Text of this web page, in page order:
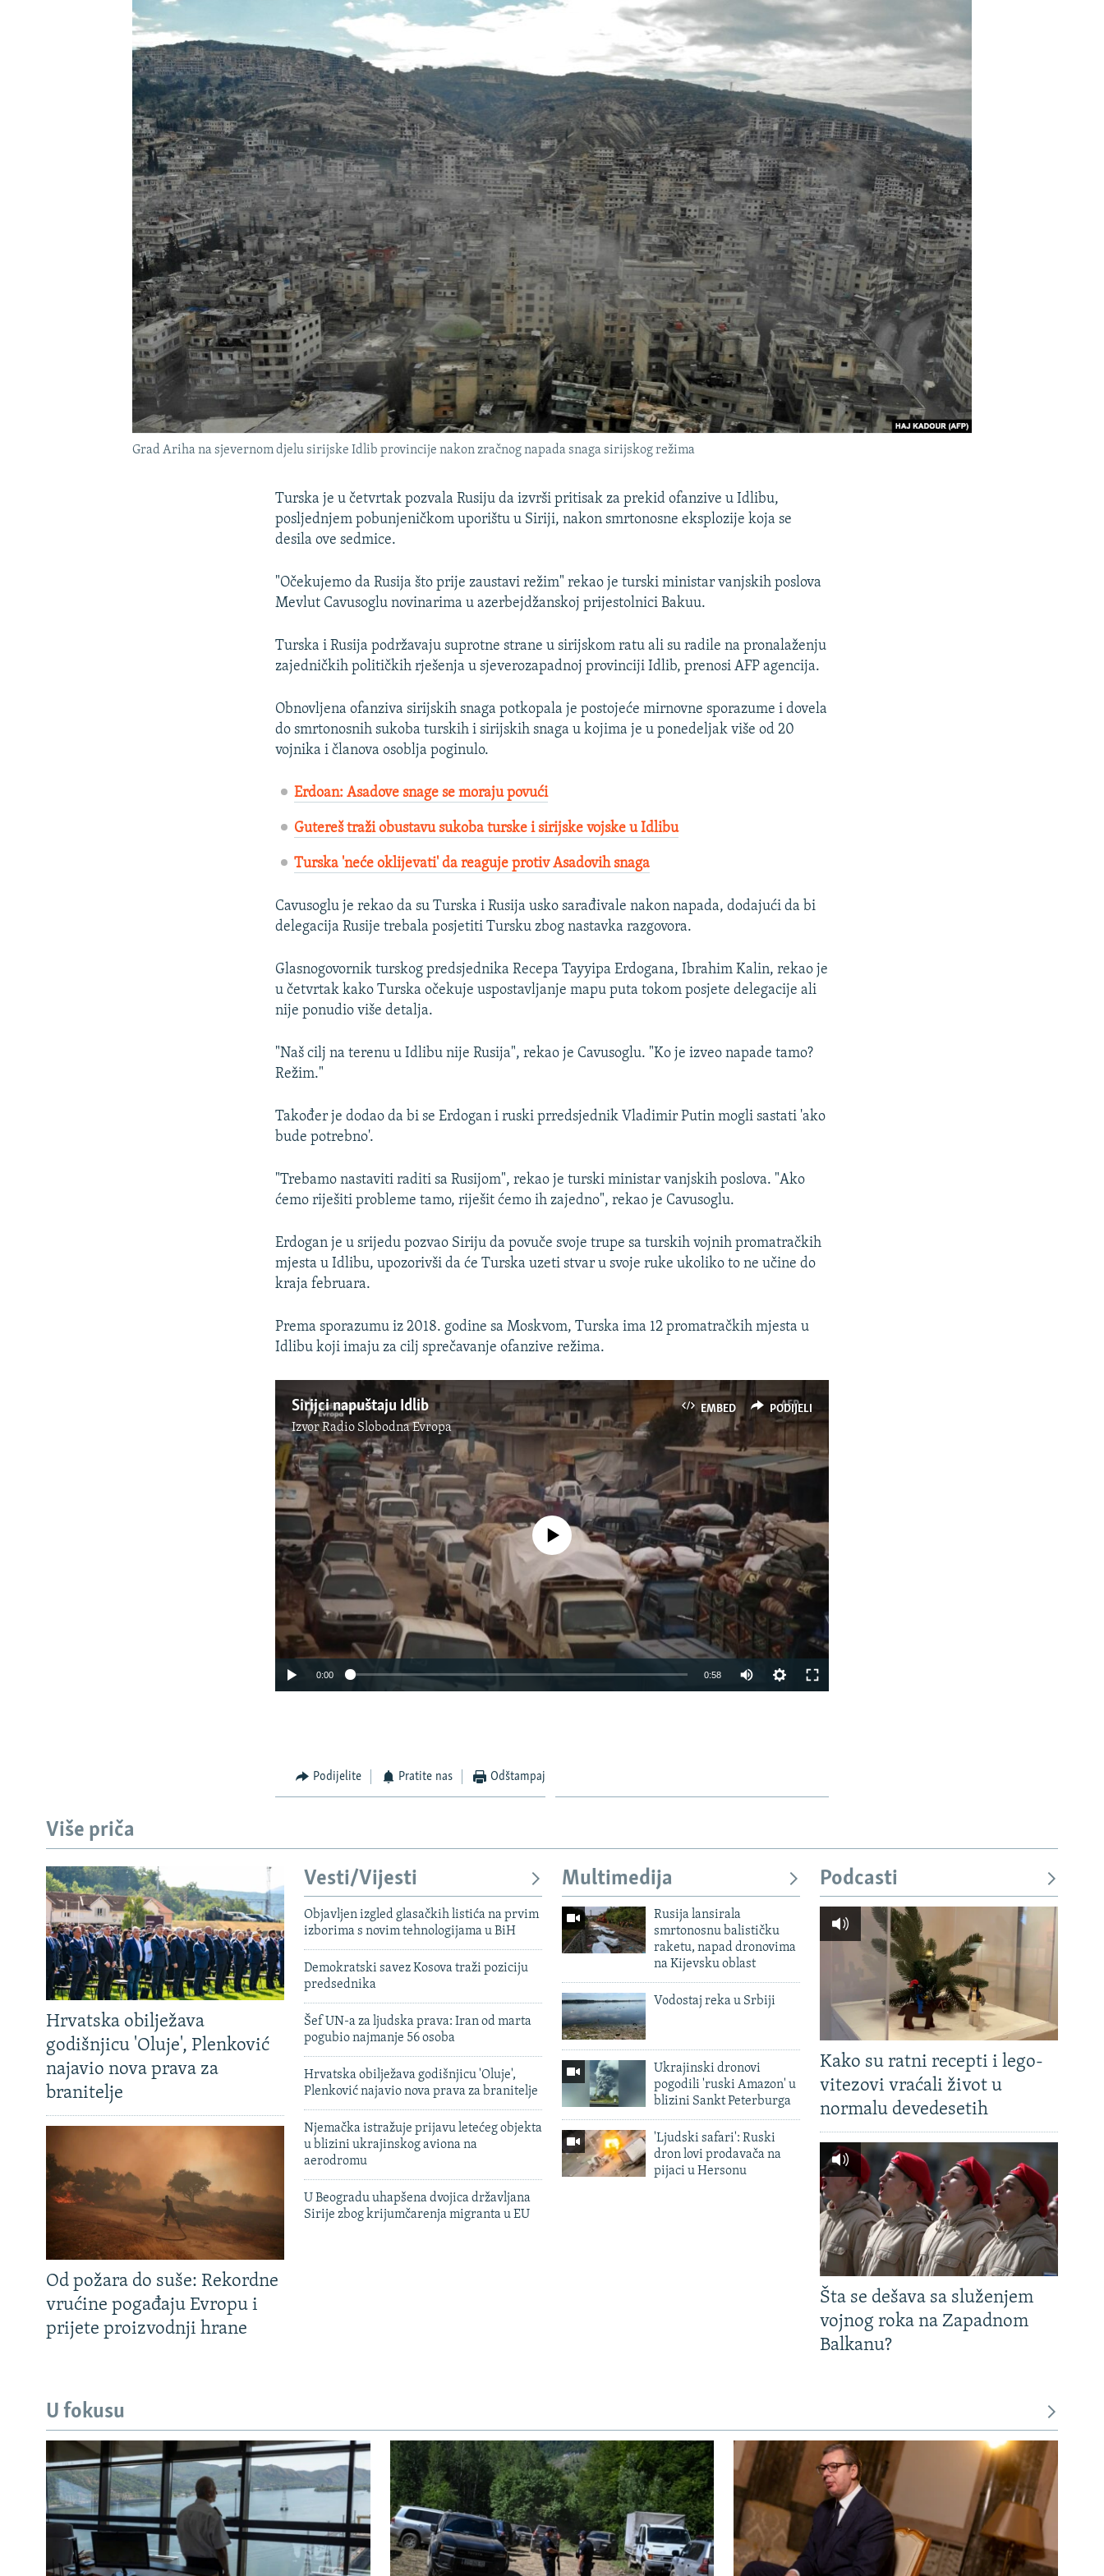
GENOCID U SREBRENICI
POPLAVE I KLIZIŠTA U BIH 2024.
TRI DECENIJE OD RATA U BIH
NASTANAK I RASPAD JUGOSLAVIJE
Grad Ariha na sjevernom djelu sirijske Idlib provincije nakon zračnog napada snaga sirijskog režima
Turska je u četvrtak pozvala Rusiju da izvrši pritisak za prekid ofanzive u Idlibu,
posljednjem pobunjeničkom uporištu u Siriji, nakon smrtonosne eksplozije koja se
desila ove sedmice.
"Očekujemo da Rusija što prije zaustavi režim" rekao je turski ministar vanjskih poslova
Mevlut Cavusoglu novinarima u azerbejdžanskoj prijestolnici Bakuu.
Turska i Rusija podržavaju suprotne strane u sirijskom ratu ali su radile na pronalaženju
zajedničkih političkih rješenja u sjeverozapadnoj provinciji Idlib, prenosi AFP agencija.
Obnovljena ofanziva sirijskih snaga potkopala je postojeće mirnovne sporazume i dovela
do smrtonosnih sukoba turskih i sirijskih snaga u kojima je u ponedeljak više od 20
vojnika i članova osoblja poginulo.
Erdoan: Asadove snage se moraju povući
Gutereš traži obustavu sukoba turske i sirijske vojske u Idlibu
Turska 'neće oklijevati' da reaguje protiv Asadovih snaga
Cavusoglu je rekao da su Turska i Rusija usko sarađivale nakon napada, dodajući da bi
delegacija Rusije trebala posjetiti Tursku zbog nastavka razgovora.
Glasnogovornik turskog predsjednika Recepa Tayyipa Erdogana, Ibrahim Kalin, rekao je
u četvrtak kako Turska očekuje uspostavljanje mapu puta tokom posjete delegacije ali
nije ponudio više detalja.
"Naš cilj na terenu u Idlibu nije Rusija", rekao je Cavusoglu. "Ko je izveo napade tamo?
Režim."
Također je dodao da bi se Erdogan i ruski prredsjednik Vladimir Putin mogli sastati 'ako
bude potrebno'.
"Trebamo nastaviti raditi sa Rusijom", rekao je turski ministar vanjskih poslova. "Ako
ćemo riješiti probleme tamo, riješit ćemo ih zajedno", rekao je Cavusoglu.
Erdogan je u srijedu pozvao Siriju da povuče svoje trupe sa turskih vojnih promatračkih
mjesta u Idlibu, upozorivši da će Turska uzeti stvar u svoje ruke ukoliko to ne učine do
kraja februara.
Prema sporazumu iz 2018. godine sa Moskvom, Turska ima 12 promatračkih mjesta u
Idlibu koji imaju za cilj sprečavanje ofanzive režima.
EMBED PODIJELI
Sirijci napuštaju Idlib
IzvorRadio Slobodna Evropa
1080p
No media source currently available
0:00 0:58
Podijelite Pratite nas Odštampaj
Više priča
Hrvatska obilježava
godišnjicu 'Oluje', Plenković
najavio nova prava za
branitelje
Od požara do suše: Rekordne
vrućine pogađaju Evropu i
prijete proizvodnji hrane
Vesti/Vijesti
Objavljen izgled glasačkih listića na prvim
izborima s novim tehnologijama u BiH
Demokratski savez Kosova traži poziciju
predsednika
Šef UN-a za ljudska prava: Iran od marta
pogubio najmanje 56 osoba
Hrvatska obilježava godišnjicu 'Oluje',
Plenković najavio nova prava za branitelje
Njemačka istražuje prijavu letećeg objekta
u blizini ukrajinskog aviona na
aerodromu
U Beogradu uhapšena dvojica državljana
Sirije zbog krijumčarenja migranta u EU
Multimedija
Rusija lansirala
smrtonosnu balističku
raketu, napad dronovima
na Kijevsku oblast
Vodostaj reka u Srbiji
Ukrajinski dronovi
pogodili 'ruski Amazon' u
blizini Sankt Peterburga
'Ljudski safari': Ruski
dron lovi prodavača na
pijaci u Hersonu
Podcasti
Kako su ratni recepti i lego-
vitezovi vraćali život u
normalu devedesetih
Šta se dešava sa služenjem
vojnog roka na Zapadnom
Balkanu?
U fokusu